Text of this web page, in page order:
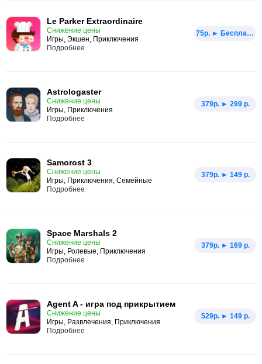
Le Parker Extraordinaire
Снижение цены
Игры, Экшен, Приключения
75p. ► Бесплатно
Подробнее
Astrologaster
Снижение цены
Игры, Приключения
379p. ► 299 р.
Подробнее
Samorost 3
Снижение цены
Игры, Приключения, Семейные
379p. ► 149 р.
Подробнее
Space Marshals 2
Снижение цены
Игры, Ролевые, Приключения
379p. ► 169 р.
Подробнее
Agent A - игра под прикрытием
Снижение цены
Игры, Развлечения, Приключения
529p. ► 149 р.
Подробнее